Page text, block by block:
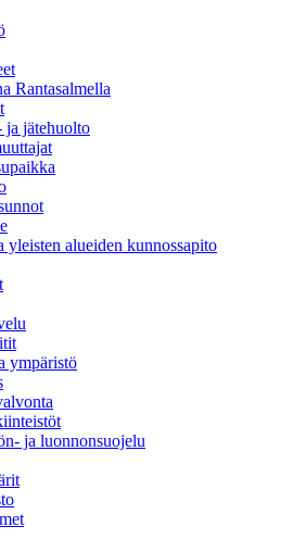
Rantasalmella
ja jätehuolto
yleisten alueiden kunnossapito
ympäristö
ja luonnonsuojelu